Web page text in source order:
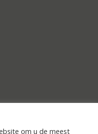
om u de meest